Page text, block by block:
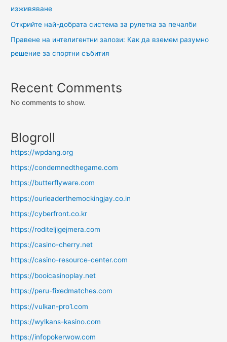
изживяване
Открийте най-добрата система за рулетка за печалби
Правене на интелигентни залози: Как да вземем разумно
решение за спортни събития
Recent Comments
No comments to show.
Blogroll
https://wpdang.org
https://condemnedthegame.com
https://butterflyware.com
https://ourleaderthemockingjay.co.in
https://cyberfront.co.kr
https://roditeljigejmera.com
https://casino-cherry.net
https://casino-resource-center.com
https://booicasinoplay.net
https://peru-fixedmatches.com
https://vulkan-pro1.com
https://wylkans-kasino.com
https://infopokerwow.com